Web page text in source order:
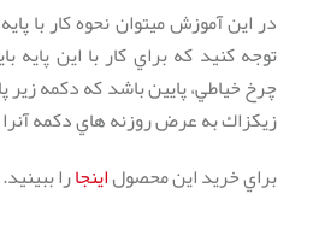
در اين آموزش ميتوان نحوه كار با
توجه كنيد كه براي كار با اين پايه
زيكزاك به عرض روزنه هاي دكمه آنرا
براي خريد اين محصولاينجارا ببينيد.